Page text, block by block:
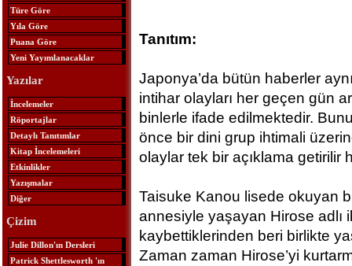
Türe Göre
Yıla Göre
Puana Göre
Yeni Yayımlanacaklar
Yazılar
İncelemeler
Röportajlar
Detaylı Tanıtımlar
Kitap İncelemeleri
Etkinlikler
Yazışmalar
Diğer
Çizim
Julie Dillon'ın Dersleri
Patrick Shettlesworth 'ın
Tanıtım:
Japonya’da bütün haberler
intihar olayları her geçen gün
binlerle ifade edilmektedir.
önce bir dini grup ihtimali
olaylar tek bir açıklama getirilir
Taisuke Kanou lisede okuyan
annesiyle yaşayan Hirose adlı
kaybettiklerinden beri birlikte
Zaman zaman Hirose’yi